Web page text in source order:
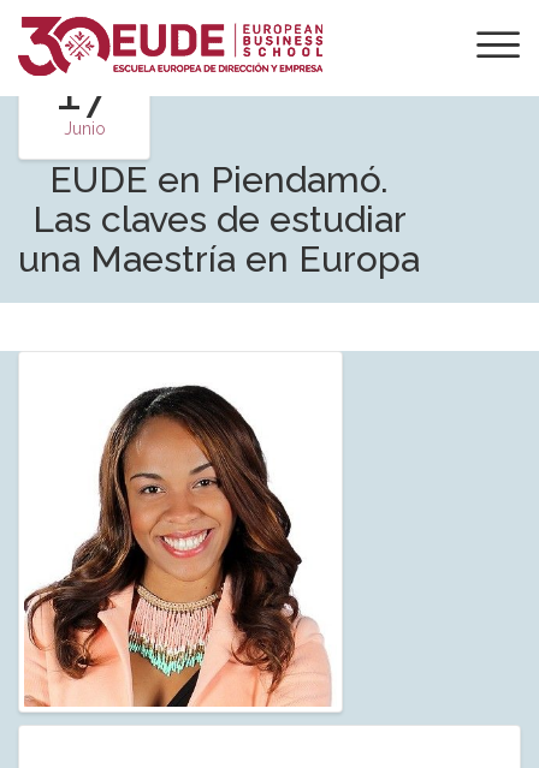
17
Junio
EUDE en Piendamó.
Las claves de estudiar
una Maestría en Europa